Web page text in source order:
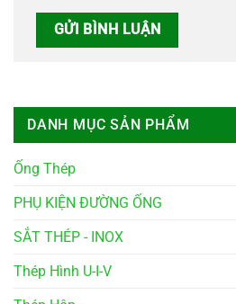
DANH MỤC SẢN PHẨM
Ống Thép
PHỤ KIỆN ĐƯỜNG ỐNG
SẮT THÉP - INOX
Thép Hình U-I-V